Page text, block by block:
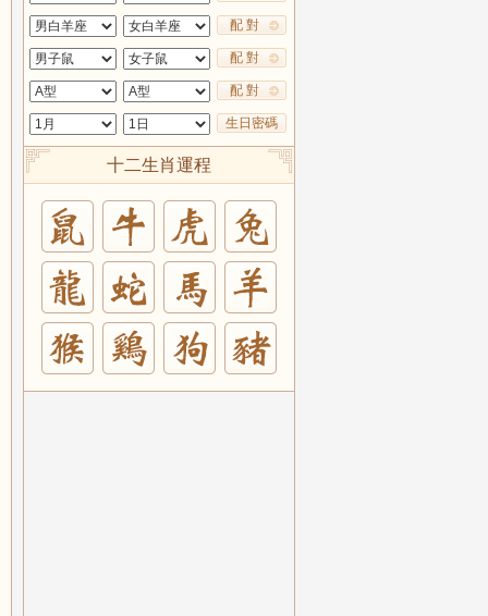
配 對
配 對
配 對
生日密碼
十二生肖運程